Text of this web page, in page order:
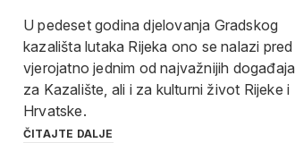
U pedeset godina djelovanja Gradskog
kazališta lutaka Rijeka ono se nalazi pred
vjerojatno jednim od najvažnijih događaja
za Kazalište, ali i za kulturni život Rijeke i
Hrvatske.
ČITAJTE DALJE